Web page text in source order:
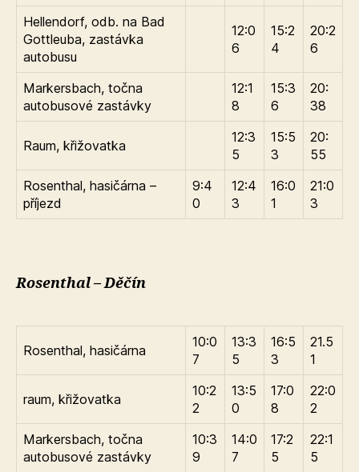
Hellendorf, odb. na Bad
Gottleuba, zastávka
autobusu
12:0
6
15:2
4
20:2
6
Markersbach, točna
autobusové zastávky
12:1
8
15:3
6
20:
38
Raum, křižovatka
12:3
5
15:5
3
20:
55
Rosenthal, hasičárna –
příjezd
9:4
0
12:4
3
16:0
1
21:0
3
Rosenthal – Děčín
Rosenthal, hasičárna
10:0
7
13:3
5
16:5
3
21.5
1
raum, křižovatka
10:2
2
13:5
0
17:0
8
22:0
2
Markersbach, točna
autobusové zastávky
10:3
9
14:0
7
17:2
5
22:1
5